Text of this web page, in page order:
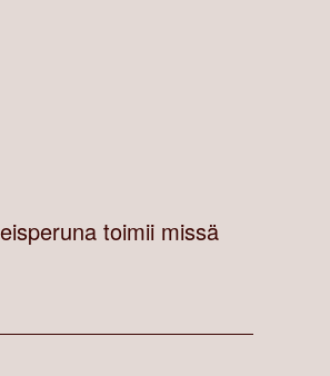
toimii missä